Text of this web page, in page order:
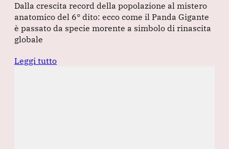
Dalla crescita record della popolazione al mistero
anatomico del 6° dito: ecco come il Panda Gigante
è passato da specie morente a simbolo di rinascita
globale
Leggi tutto